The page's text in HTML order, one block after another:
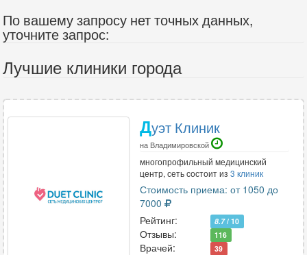
По вашему запросу нет точных данных,
уточните запрос:
Лучшие клиники города
Дуэт Клиник
на Владимировской
многопрофильный медицинский
центр, сеть состоит из 3 клиник
Стоимость приема: от 1050 до
7000
Рейтинг:
8.7/ 10
Отзывы: 116
Врачей: 39